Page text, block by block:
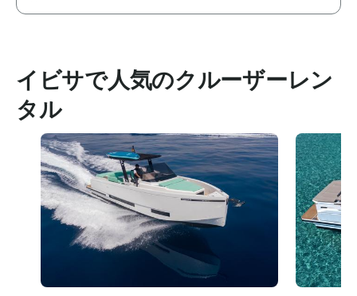
イビサで人気のクルーザーレン
タル